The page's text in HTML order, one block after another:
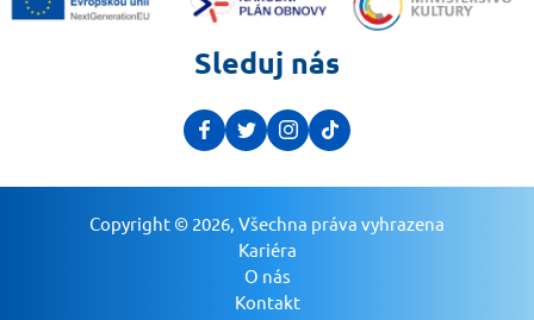
Sleduj nás
Copyright © 2026, Všechna práva vyhrazena
Kariéra
O nás
Kontakt